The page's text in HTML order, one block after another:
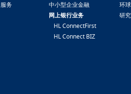
服务
中小型企业金融
网上银行业务
HL ConnectFirst
HL Connect BIZ
环
研究